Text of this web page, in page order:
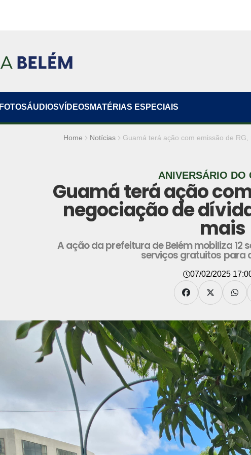
FOTOSÁUDIOSVÍDEOS MATÉRIAS ESPECIAIS
Home Notícias Guamá terá ação com emissão de
ANIVERSÁRIO DO
Guamá terá ação
negociação de
mais
A ação da prefeitura de Belém mobiliza 12
serviços gratuitos para
07/02/2025